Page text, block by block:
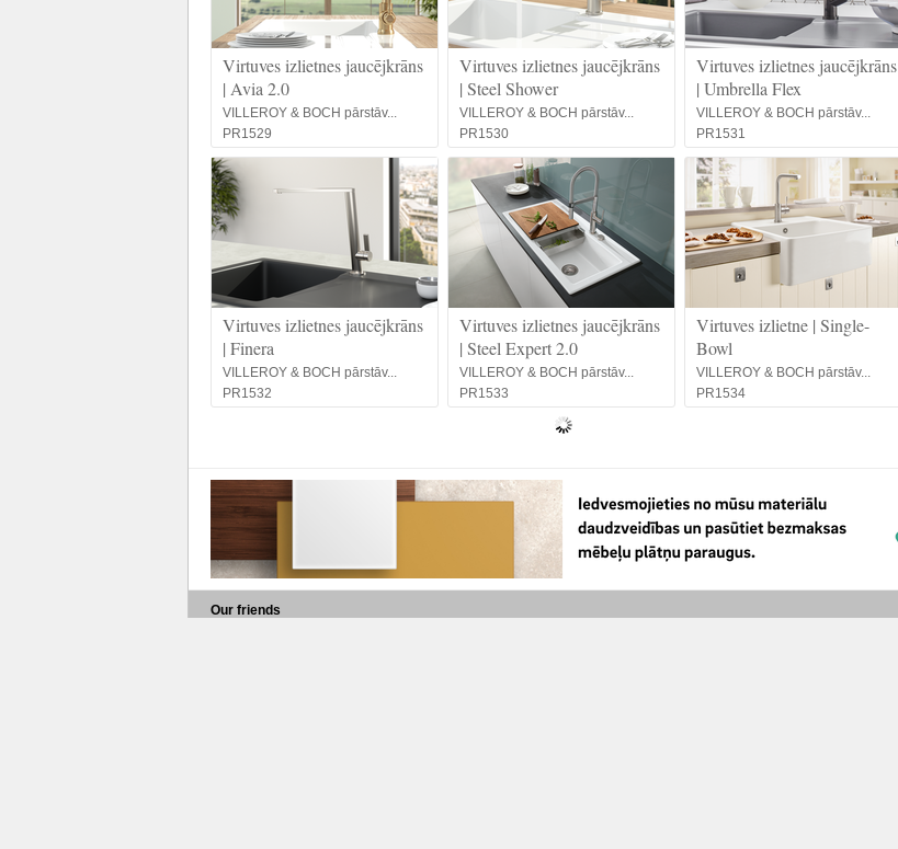
Virtuves izlietnes jaucējkrāns
| Avia 2.0
VILLEROY & BOCH pārstāv...
PR1529
Virtuves izlietnes jaucējkrāns
| Steel Shower
VILLEROY & BOCH pārstāv...
PR1530
Virtuves izlietnes jaucējkrāns
| Umbrella Flex
VILLEROY & BOCH pārstāv...
PR1531
Virtuves izlietnes jaucējkrāns
| Finera
VILLEROY & BOCH pārstāv...
PR1532
Virtuves izlietnes jaucējkrāns
| Steel Expert 2.0
VILLEROY & BOCH pārstāv...
PR1533
Virtuves izlietne | Single-
Bowl
VILLEROY & BOCH pārstāv...
PR1534
Our friends